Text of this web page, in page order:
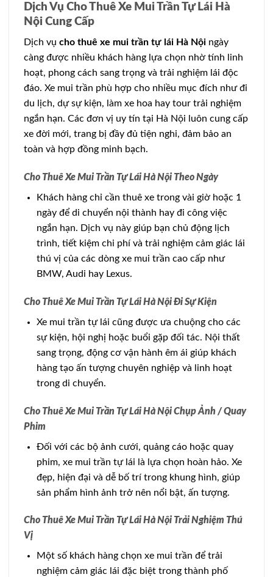
Dịch Vụ Cho Thuê Xe Mui Trần Tự Lái Hà
Nội Cung Cấp
Dịch vụ cho thuê xe mui trần tự lái Hà Nội ngày
càng được nhiều khách hàng lựa chọn nhờ tính linh
hoạt, phong cách sang trọng và trải nghiệm lái độc
đáo. Xe mui trần phù hợp cho nhiều mục đích như đi
du lịch, dự sự kiện, làm xe hoa hay tour trải nghiệm
ngắn hạn. Các đơn vị uy tín tại Hà Nội luôn cung cấp
xe đời mới, trang bị đầy đủ tiện nghi, đảm bảo an
toàn và hợp đồng minh bạch.
Cho Thuê Xe Mui Trần Tự Lái Hà Nội Theo Ngày
Khách hàng chỉ cần thuê xe trong vài giờ hoặc 1
ngày để di chuyển nội thành hay đi công việc
ngắn hạn. Dịch vụ này giúp bạn chủ động lịch
trình, tiết kiệm chi phí và trải nghiệm cảm giác lái
thú vị của các dòng xe mui trần cao cấp như
BMW, Audi hay Lexus.
Cho Thuê Xe Mui Trần Tự Lái Hà Nội Đi Sự Kiện
Xe mui trần tự lái cũng được ưa chuộng cho các
sự kiện, hội nghị hoặc buổi gặp đối tác. Nội thất
sang trọng, động cơ vận hành êm ái giúp khách
hàng tạo ấn tượng chuyên nghiệp và linh hoạt
trong di chuyển.
Cho Thuê Xe Mui Trần Tự Lái Hà Nội Chụp Ảnh / Quay
Phim
Đối với các bộ ảnh cưới, quảng cáo hoặc quay
phim, xe mui trần tự lái là lựa chọn hoàn hảo. Xe
đẹp, hiện đại và dễ bố trí trong khung hình, giúp
sản phẩm hình ảnh trở nên nổi bật, ấn tượng.
Cho Thuê Xe Mui Trần Tự Lái Hà Nội Trải Nghiệm Thú
Vị
Một số khách hàng chọn xe mui trần để trải
nghiệm cảm giác lái đặc biệt trong thành phố